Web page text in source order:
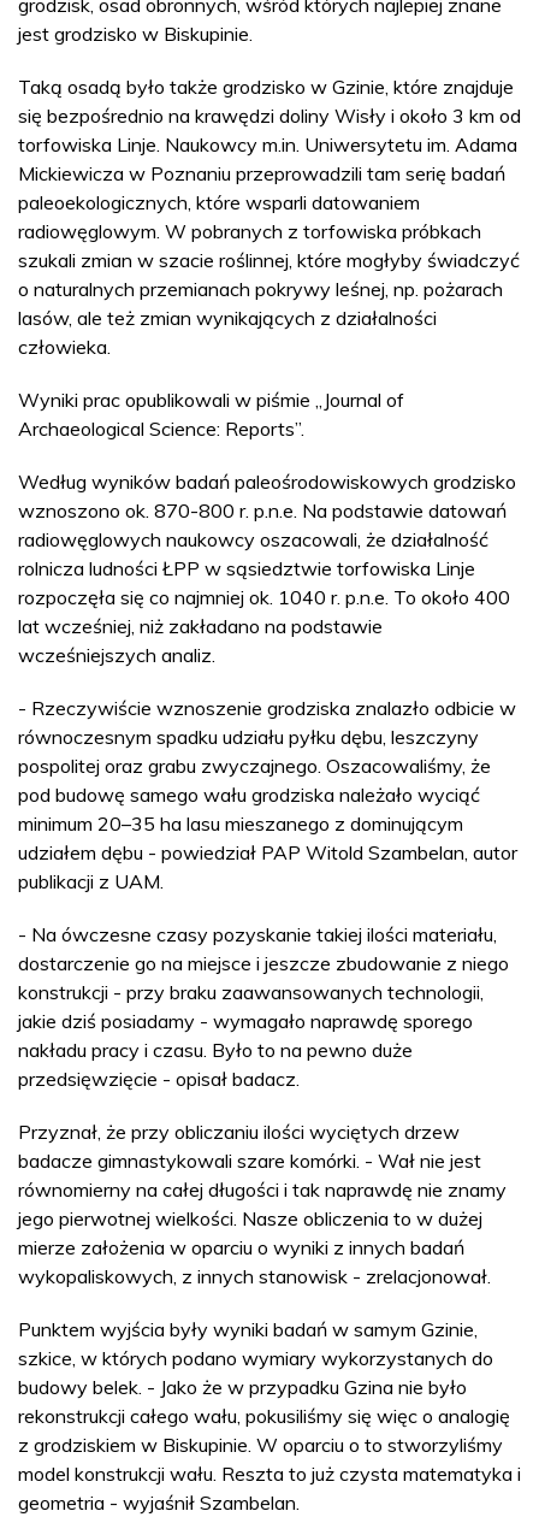
grodzisk, osad obronnych, wśród których najlepiej znane
jest grodzisko w Biskupinie.
Taką osadą było także grodzisko w Gzinie, które znajduje
się bezpośrednio na krawędzi doliny Wisły i około 3 km od
torfowiska Linje. Naukowcy m.in. Uniwersytetu im. Adama
Mickiewicza w Poznaniu przeprowadzili tam serię badań
paleoekologicznych, które wsparli datowaniem
radiowęglowym. W pobranych z torfowiska próbkach
szukali zmian w szacie roślinnej, które mogłyby świadczyć
o naturalnych przemianach pokrywy leśnej, np. pożarach
lasów, ale też zmian wynikających z działalności
człowieka.
Wyniki prac opublikowali w piśmie „Journal of
Archaeological Science: Reports”.
Według wyników badań paleośrodowiskowych grodzisko
wznoszono ok. 870-800 r. p.n.e. Na podstawie datowań
radiowęglowych naukowcy oszacowali, że działalność
rolnicza ludności ŁPP w sąsiedztwie torfowiska Linje
rozpoczęła się co najmniej ok. 1040 r. p.n.e. To około 400
lat wcześniej, niż zakładano na podstawie
wcześniejszych analiz.
- Rzeczywiście wznoszenie grodziska znalazło odbicie w
równoczesnym spadku udziału pyłku dębu, leszczyny
pospolitej oraz grabu zwyczajnego. Oszacowaliśmy, że
pod budowę samego wału grodziska należało wyciąć
minimum 20–35 ha lasu mieszanego z dominującym
udziałem dębu - powiedział PAP Witold Szambelan, autor
publikacji z UAM.
- Na ówczesne czasy pozyskanie takiej ilości materiału,
dostarczenie go na miejsce i jeszcze zbudowanie z niego
konstrukcji - przy braku zaawansowanych technologii,
jakie dziś posiadamy - wymagało naprawdę sporego
nakładu pracy i czasu. Było to na pewno duże
przedsięwzięcie - opisał badacz.
Przyznał, że przy obliczaniu ilości wyciętych drzew
badacze gimnastykowali szare komórki. - Wał nie jest
równomierny na całej długości i tak naprawdę nie znamy
jego pierwotnej wielkości. Nasze obliczenia to w dużej
mierze założenia w oparciu o wyniki z innych badań
wykopaliskowych, z innych stanowisk - zrelacjonował.
Punktem wyjścia były wyniki badań w samym Gzinie,
szkice, w których podano wymiary wykorzystanych do
budowy belek. - Jako że w przypadku Gzina nie było
rekonstrukcji całego wału, pokusiliśmy się więc o analogię
z grodziskiem w Biskupinie. W oparciu o to stworzyliśmy
model konstrukcji wału. Reszta to już czysta matematyka i
geometria - wyjaśnił Szambelan.